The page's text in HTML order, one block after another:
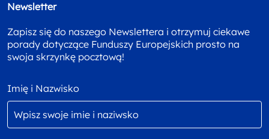
Newsletter
Zapisz się do naszego Newslettera i otrzymuj ciekawe
porady dotyczące Funduszy Europejskich prosto na
swoja skrzynkę pocztową!
Imię i Nazwisko